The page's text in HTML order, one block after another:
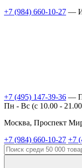
+7 (984) 660-10-27 —
+7 (495) 147-39-36 —
Пн - Вс (c 10.00 -
Москва, Проспект
+7 (984) 660-10-27 +7